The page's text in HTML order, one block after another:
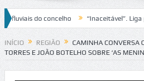
do concelho “Inaceitável”. Liga para a
no IC2 em Alcobaça Igreja do Castelo
INÍCIO REGIÃO
CAMINHA CONVERSA
TORRES E JOÃO BOTELHO SOBRE ‘AS